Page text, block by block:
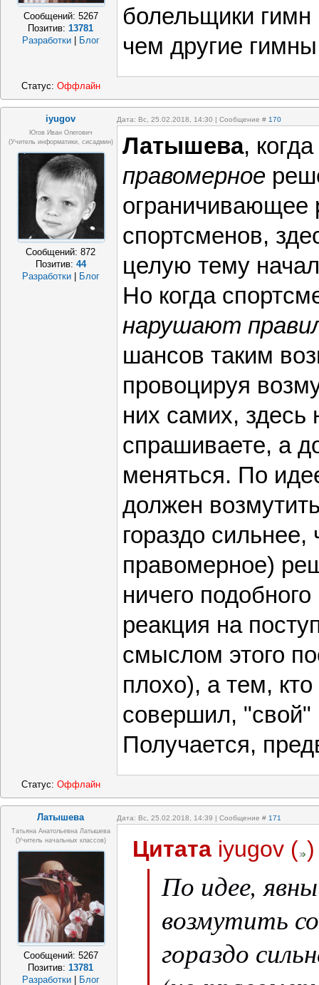
Сообщений: 5267
Позитив:13781
Разработки
Блог
болельщики
чем другие
Статус: Оффлайн
iyugov Дата: Вс, 25.02.2018, 14:30 | Сообщение # 170
Югов Иван Олегович
(Учитель информатики, сисадмин)
Сообщений:872
Позитив: 44
Разработки
Блог
Латышева,
правомерное
ограничивающее
спортсменов,
целую тему
Но когда
нарушают
шансов таким
провоцируя
них самих,
спрашиваете, а
меняться. По
должен
гораздо
правомерное)
ничего
реакция на
смыслом этого
плохо), а тем,
совершил, "свой"
Получается,
Статус: Оффлайн
Латышева Дата: Вс, 25.02.2018, 14:39 | Сообщение # 171
Татьяна Анатольевна Латышева
(учитель начальных классов)
Сообщений: 5267
Позитив:13781
Разработки
Блог
Цитата iyugov ( )
По идее,
возмутить
гораздо